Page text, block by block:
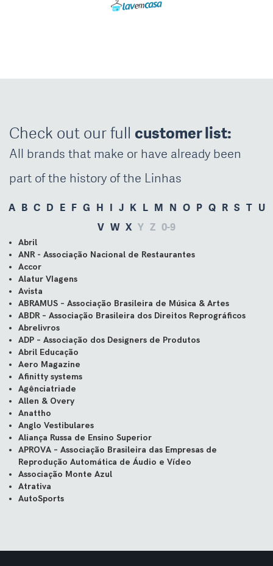
Check out our full customer list:
All brands that make or have already been
part of the history of the Linhas
A B C D E F G H I J K L M N O P Q R S T U
V W X Y Z 0-9
Abril
ANR - Associação Nacional de Restaurantes
Accor
Alatur VIagens
Avista
ABRAMUS – Associação Brasileira de Música & Artes
ABDR – Associação Brasileira dos Direitos Reprográficos
Abrelivros
ADP – Associação dos Designers de Produtos
Abril Educação
Aero Magazine
Afinitty systems
Agênciatriade
Allen & Overy
Anattho
Anglo Vestibulares
Aliança Russa de Ensino Superior
APROVA – Associação Brasileira das Empresas de
Reprodução Automática de Áudio e Vídeo
Associação Monte Azul
Atrativa
AutoSports